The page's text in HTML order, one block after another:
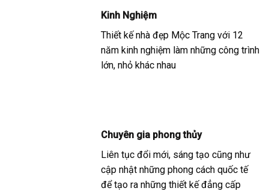
Kinh Nghiệm
Thiết kế nhà đẹp Mộc Trang với 12
năm kinh nghiệm làm những công trình
lớn, nhỏ khác nhau
Chuyên gia phong thủy
Liên tục đổi mới, sáng tạo cũng như
cập nhật những phong cách quốc tế
để tạo ra những thiết kế đẳng cấp